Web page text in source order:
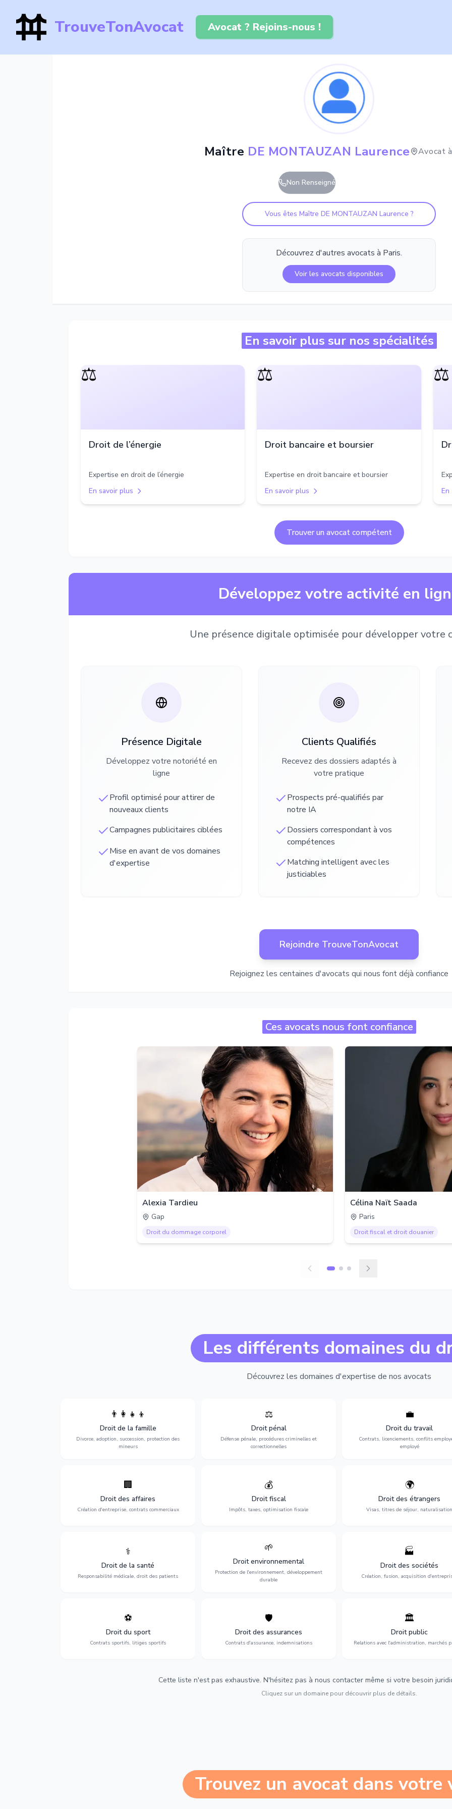
TrouveTonAvocat Avocat ? Rejoins-nous !
Maître DE MONTAUZAN Laurence Avocat
Non Renseigné
Vous êtes Maître DE MONTAUZAN Laurence ?
Découvrez d'autres avocats à Paris.
Voir les avocats disponibles
En savoir plus sur nos spécialités
⚖️
Droit de l’énergie
Expertise en droit de l’énergie
En savoir plus
⚖️
Droit bancaire et boursier
Expertise en droit bancaire et boursier
En savoir plus
⚖️
En
Trouver un avocat compétent
Développez votre activité en
Une présence digitale optimisée pour développer votre
Présence Digitale
Développez votre notoriété en
ligne
Profil optimisé pour attirer de
nouveaux clients
Campagnes publicitaires ciblées
Mise en avant de vos domaines
d'expertise
Clients Qualifiés
Recevez des dossiers adaptés à
votre pratique
Prospects pré-qualifiés par
notre IA
Dossiers correspondant à vos
compétences
Matching intelligent avec les
justiciables
Rejoindre TrouveTonAvocat
Rejoignez les centaines d'avocats qui nous font déjà confiance
Ces avocats nous font confiance
Alexia Tardieu
Gap
Droit du dommage corporel
Célina Naït Saada
Paris
Droit fiscal et droit douanier
Les différents domaines du
Découvrez les domaines d'expertise de nos avocats
👨‍👩‍👧‍👦
Droit de la famille
Divorce, adoption, succession, protection des
mineurs
succession et protection des personnes
vulnérables.
⚖️
Droit pénal
Défense pénale, procédures criminelles et
correctionnelles
Expertise en matière pénale, de
l'assistance en garde à vue jusqu'au
procès, pour toute affaire correctionnelle
ou criminelle.
💼
Droit du travail
Contrats, licenciements, conflits
employé
Protection de vos droits au
contrats, licenciements,
discrimination et conflits avec
l'employeur.
🏢
Droit des affaires
Création d'entreprise, contrats commerciaux
Accompagnement complet pour votre
entreprise : création, contrats
commerciaux, concurrence et litiges.
💰
Droit fiscal
Impôts, taxes, optimisation fiscale
Optimisation de votre situation fiscale :
déclarations, contentieux, contrôles
fiscaux et planification.
🌍
Droit des étrangers
Visas, titres de séjour, naturalisation
Obtention de vos droits de séjour :
cartes de séjour, regroupement
naturalisation.
⚕️
Droit de la santé
Responsabilité médicale, droit des patients
Défense de vos droits médicaux : erreurs
médicales, responsabilité des praticiens
et indemnisation.
🌱
Droit environnemental
Protection de l'environnement, développement
durable
environnementale, litiges et
développement durable.
🏭
Droit des sociétés
Création, fusion, acquisition
Structuration de votre société :
fusion-acquisition,
restructuration.
⚽
Droit du sport
Contrats sportifs, litiges sportifs
Expertise en droit sportif : contrats de
sportifs, transferts, sponsoring et
contentieux.
🛡️
Droit des assurances
Contrats d'assurance, indemnisations
Défense de vos intérêts : contrats
d'assurance, sinistres et indemnisations
optimales.
🏛️
Droit public
Relations avec l'administration, marchés
Gestion de vos relations avec
l'administration : marchés
urbanisme et contentieux.
Cette liste n'est pas exhaustive. N'hésitez pas à nous contacter même si votre besoin
Cliquez sur un domaine pour découvrir plus de détails.
Trouvez un avocat dans votre